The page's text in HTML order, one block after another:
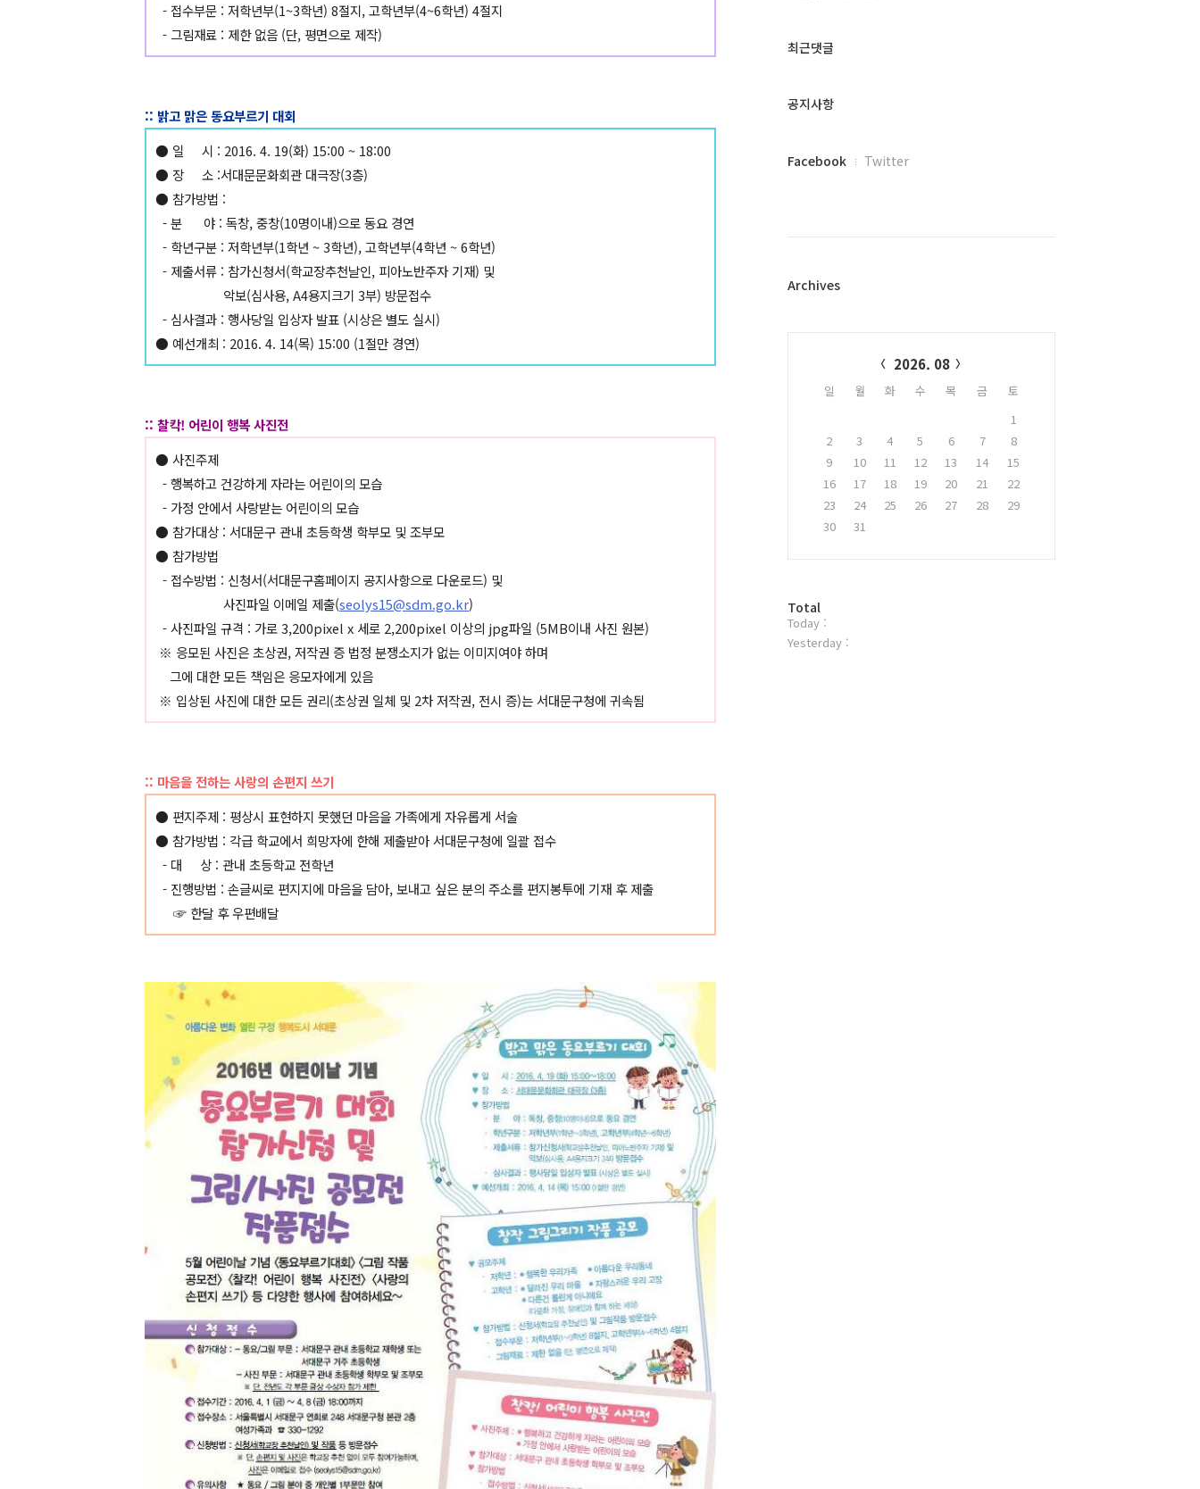
- 접수부문 : 저학년부(1~3학년) 8절지, 고학년부(4~6학년) 4절지
- 그림재료 : 제한 없음 (단, 평면으로 제작)
:: 밝고 맑은 동요부르기 대회
● 일 시 : 2016. 4. 19(화) 15:00 ~ 18:00
● 장 소 :서대문문화회관 대극장(3층)
● 참가방법 :
- 분 야 : 독창, 중창(10명이내)으로 동요 경연
- 학년구분 : 저학년부(1학년 ~ 3학년), 고학년부(4학년 ~ 6학년)
- 제출서류 : 참가신청서(학교장추천날인, 피아노반주자 기재) 및
악보(심사용, A4용지크기 3부) 방문접수
- 심사결과 : 행사당일 입상자 발표 (시상은 별도 실시)
● 예선개최 : 2016. 4. 14(목) 15:00 (1절만 경연)
:: 찰칵! 어린이 행복 사진전
● 사진주제
- 행복하고 건강하게 자라는 어린이의 모습
- 가정 안에서 사랑받는 어린이의 모습
● 참가대상 : 서대문구 관내 초등학생 학부모 및 조부모
● 참가방법
- 접수방법 : 신청서(서대문구홈페이지 공지사항으로 다운로드) 및
사진파일 이메일 제출(seolys15@sdm.go.kr)
- 사진파일 규격 : 가로 3,200pixel x 세로 2,200pixel 이상의 jpg파일 (5MB이내 사진 원본)
※ 응모된 사진은 초상권, 저작권 증 법정 분쟁소지가 없는 이미지여야 하며
그에 대한 모든 책임은 응모자에게 있음
※ 입상된 사진에 대한 모든 권리(초상권 일체 및 2차 저작권, 전시 증)는 서대문구청에 귀속됨
:: 마음을 전하는 사랑의 손편지 쓰기
● 편지주제 : 평상시 표현하지 못했던 마음을 가족에게 자유롭게 서술
● 참가방법 : 각급 학교에서 희망자에 한해 제출받아 서대문구청에 일괄 접수
- 대 상 : 관내 초등학교 전학년
- 진행방법 : 손글씨로 편지지에 마음을 담아, 보내고 싶은 분의 주소를 편지봉투에 기재 후 제출
☞ 한달 후 우편배달
과
글
최근댓글
공지사항
페
플
Facebook Twitter
Archives
2026. 08
일 월 화 수 목 금
토
1
2
3 4 5 6 7
8
9
10 11 12 13 14
15
16
17 18 19 20 21
22
23
24 25 26 27 28
29
30
31
방
문
자
Total
Today :
Yesterday :